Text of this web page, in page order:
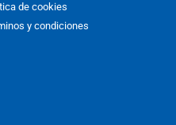
de cookies
y condiciones